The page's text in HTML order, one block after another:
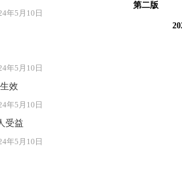
日
日
效
日
受益
日
第二版